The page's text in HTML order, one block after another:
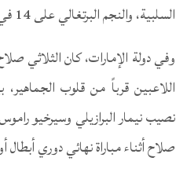
السلبية، والنجم البرتغالي على 14 في المائة.
وفي دولة الإمارات، كان الثلاثي
اللاعبين قرباً من قلوب
نصيب نيمار البرازيلي وسيرخيو
صلاح أثناء مباراة نهائي دوري أبطال